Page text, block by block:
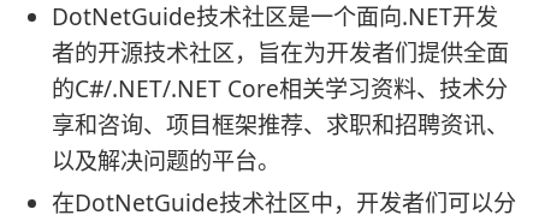
DotNetGuide技术社区是一个面向.NET开发
者的开源技术社区，旨在为开发者们提供全面
的C#/.NET/.NET Core相关学习资料、技术分
享和咨询、项目框架推荐、求职和招聘资讯、
以及解决问题的平台。
在DotNetGuide技术社区中，开发者们可以分